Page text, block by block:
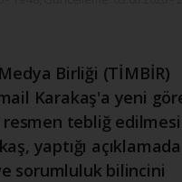
Birliği (TİMBİR)
Karakaş'a yeni
tebliğ
yaptığı
sorumluluk bilincini